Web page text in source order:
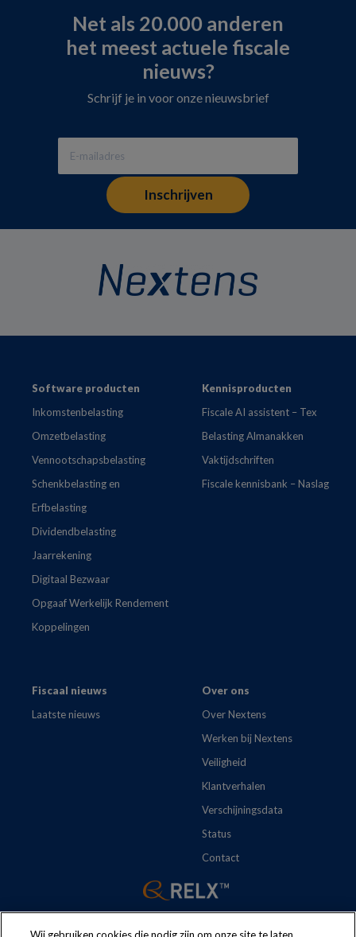
Net als 20.000 anderen
het meest actuele fiscale
nieuws?
Schrijf je in voor onze nieuwsbrief
FooterSoftware producten
Inkomstenbelasting
Omzetbelasting
Vennootschapsbelasting
Schenkbelasting en
Erfbelasting
Dividendbelasting
Jaarrekening
Digitaal Bezwaar
Opgaaf Werkelijk Rendement
Koppelingen
Kennisproducten
Fiscale AI assistent – Tex
Belasting Almanakken
Vaktijdschriften
Fiscale kennisbank – Naslag
Fiscaal nieuws
Laatste nieuws
Over ons
Over Nextens
Werken bij Nextens
Veiligheid
Klantverhalen
Verschijningsdata
Status
Contact